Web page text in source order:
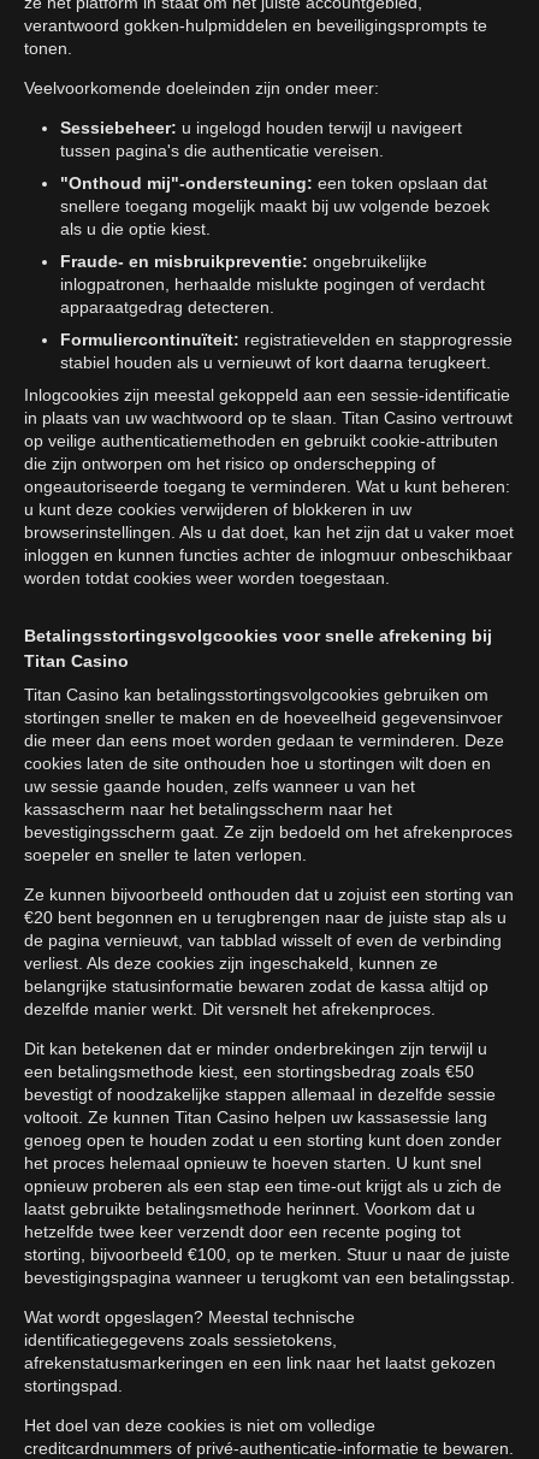
verantwoord gokken-hulpmiddelen en beveiligingsprompts te
tonen.
Veelvoorkomende doeleinden zijn onder meer:
Sessiebeheer: u ingelogd houden terwijl u navigeert
tussen pagina's die authenticatie vereisen.
"Onthoud mij"-ondersteuning: een token opslaan dat
snellere toegang mogelijk maakt bij uw volgende bezoek
als u die optie kiest.
Fraude- en misbruikpreventie: ongebruikelijke
inlogpatronen, herhaalde mislukte pogingen of verdacht
apparaatgedrag detecteren.
Formuliercontinuïteit: registratievelden en stapprogressie
stabiel houden als u vernieuwt of kort daarna terugkeert.
Inlogcookies zijn meestal gekoppeld aan een sessie-identificatie
in plaats van uw wachtwoord op te slaan. Titan Casino vertrouwt
op veilige authenticatiemethoden en gebruikt cookie-attributen
die zijn ontworpen om het risico op onderschepping of
ongeautoriseerde toegang te verminderen. Wat u kunt beheren:
u kunt deze cookies verwijderen of blokkeren in uw
browserinstellingen. Als u dat doet, kan het zijn dat u vaker moet
inloggen en kunnen functies achter de inlogmuur onbeschikbaar
worden totdat cookies weer worden toegestaan.
Betalingsstortingsvolgcookies voor snelle afrekening bij
Titan Casino
Titan Casino kan betalingsstortingsvolgcookies gebruiken om
stortingen sneller te maken en de hoeveelheid gegevensinvoer
die meer dan eens moet worden gedaan te verminderen. Deze
cookies laten de site onthouden hoe u stortingen wilt doen en
uw sessie gaande houden, zelfs wanneer u van het
kassascherm naar het betalingsscherm naar het
bevestigingsscherm gaat. Ze zijn bedoeld om het afrekenproces
soepeler en sneller te laten verlopen.
Ze kunnen bijvoorbeeld onthouden dat u zojuist een storting van
€20 bent begonnen en u terugbrengen naar de juiste stap als u
de pagina vernieuwt, van tabblad wisselt of even de verbinding
verliest. Als deze cookies zijn ingeschakeld, kunnen ze
belangrijke statusinformatie bewaren zodat de kassa altijd op
dezelfde manier werkt. Dit versnelt het afrekenproces.
Dit kan betekenen dat er minder onderbrekingen zijn terwijl u
een betalingsmethode kiest, een stortingsbedrag zoals €50
bevestigt of noodzakelijke stappen allemaal in dezelfde sessie
voltooit. Ze kunnen Titan Casino helpen uw kassasessie lang
genoeg open te houden zodat u een storting kunt doen zonder
het proces helemaal opnieuw te hoeven starten. U kunt snel
opnieuw proberen als een stap een time-out krijgt als u zich de
laatst gebruikte betalingsmethode herinnert. Voorkom dat u
hetzelfde twee keer verzendt door een recente poging tot
storting, bijvoorbeeld €100, op te merken. Stuur u naar de juiste
bevestigingspagina wanneer u terugkomt van een betalingsstap.
Wat wordt opgeslagen? Meestal technische
identificatiegegevens zoals sessietokens,
afrekenstatusmarkeringen en een link naar het laatst gekozen
stortingspad.
Het doel van deze cookies is niet om volledige
creditcardnummers of privé-authenticatie-informatie te bewaren.